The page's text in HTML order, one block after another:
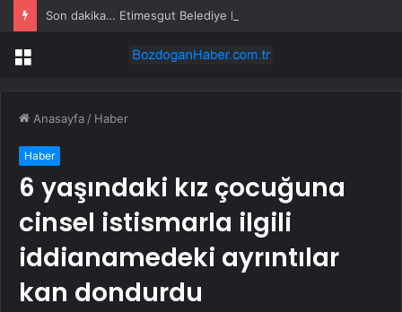
Menü
Anasayfa / Haber
Haber
6 yaşındaki kız çocuğuna
cinsel istismarla ilgili
iddianamedeki ayrıntılar
kan dondurdu